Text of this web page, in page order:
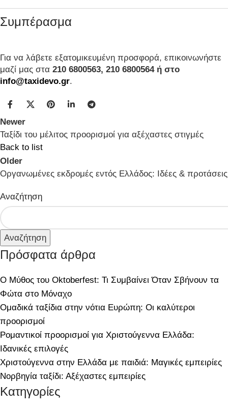
Συμπέρασμα
Για να λάβετε εξατομικευμένη προσφορά, επικοινωνήστε
μαζί μας στα 210 6800563, 210 6800564 ή στο
info@taxidevo.gr.
Newer
Ταξίδι του μέλιτος προορισμοί για αξέχαστες στιγμές
Back to list
Older
Οργανωμένες εκδρομές εντός Ελλάδος: Ιδέες & προτάσεις
Αναζήτηση
Αναζήτηση
Πρόσφατα άρθρα
Ο Μύθος του Oktoberfest: Τι Συμβαίνει Όταν Σβήνουν τα
Φώτα στο Μόναχο
Ομαδικά ταξίδια στην νότια Ευρώπη: Οι καλύτεροι
προορισμοί
Ρομαντικοί προορισμοί για Χριστούγεννα Ελλάδα:
Ιδανικές επιλογές
Χριστούγεννα στην Ελλάδα με παιδιά: Μαγικές εμπειρίες
Νορβηγία ταξίδι: Αξέχαστες εμπειρίες
Kατηγορίες